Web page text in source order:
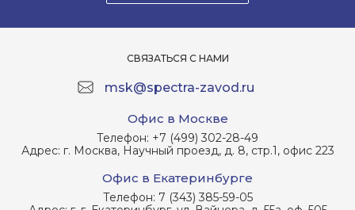
СВЯЗАТЬСЯ С НАМИ
msk@spectra-zavod.ru
Офис в Москве
Телефон: +7 (499) 302-28-49
Адрес: г. Москва, Научный проезд, д. 8, стр.1, офис 223
Офис в Екатеринбурге
Телефон: 7 (343) 385-59-05